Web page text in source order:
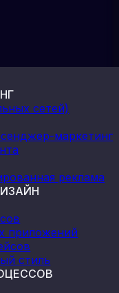
сетей)
маркетинг
реклама
приложений
стиль